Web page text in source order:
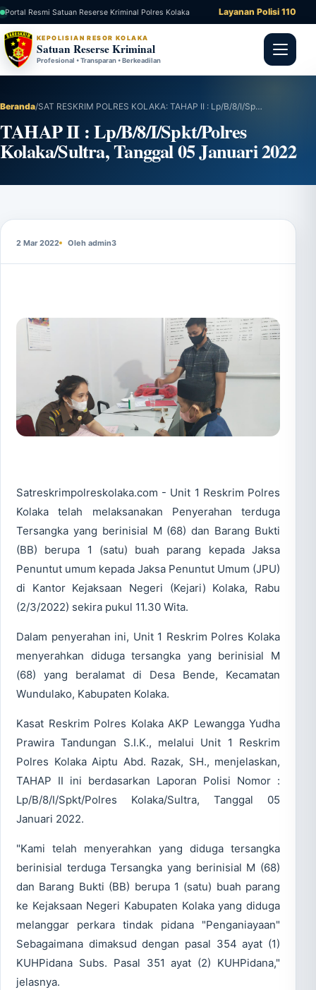
Portal Resmi Satuan Reserse Kriminal Polres Kolaka Layanan Polisi 110
KEPOLISIAN RESOR KOLAKA
Satuan Reserse Kriminal
Profesional • Transparan • Berkeadilan
Beranda/ SAT RESKRIM POLRES KOLAKA: TAHAP II : Lp/B/8/I/Spkt/Polres Kolaka/Sultra, Tanggal 05 Januari 2022
TAHAP II : Lp/B/8/I/Spkt/Polres
Kolaka/Sultra, Tanggal 05 Januari 2022
2 Mar 2022 Oleh admin3
Satreskrimpolreskolaka.com - Unit 1 Reskrim Polres
Kolaka telah melaksanakan Penyerahan terduga
Tersangka yang berinisial M (68) dan Barang Bukti
(BB) berupa 1 (satu) buah parang kepada Jaksa
Penuntut umum kepada Jaksa Penuntut Umum (JPU)
di Kantor Kejaksaan Negeri (Kejari) Kolaka, Rabu
(2/3/2022) sekira pukul 11.30 Wita.
Dalam penyerahan ini, Unit 1 Reskrim Polres Kolaka
menyerahkan diduga tersangka yang berinisial M
(68) yang beralamat di Desa Bende, Kecamatan
Wundulako, Kabupaten Kolaka.
Kasat Reskrim Polres Kolaka AKP Lewangga Yudha
Prawira Tandungan S.I.K., melalui Unit 1 Reskrim
Polres Kolaka Aiptu Abd. Razak, SH., menjelaskan,
TAHAP II ini berdasarkan Laporan Polisi Nomor :
Lp/B/8/I/Spkt/Polres Kolaka/Sultra, Tanggal 05
Januari 2022.
"Kami telah menyerahkan yang diduga tersangka
berinisial terduga Tersangka yang berinisial M (68)
dan Barang Bukti (BB) berupa 1 (satu) buah parang
ke Kejaksaan Negeri Kabupaten Kolaka yang diduga
melanggar perkara tindak pidana "Penganiayaan"
Sebagaimana dimaksud dengan pasal 354 ayat (1)
KUHPidana Subs. Pasal 351 ayat (2) KUHPidana,"
jelasnya.